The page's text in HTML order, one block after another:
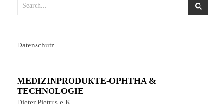
Datenschutz
MEDIZINPRODUKTE-OPHTHA &
TECHNOLOGIE
Dieter Pietrus e.K